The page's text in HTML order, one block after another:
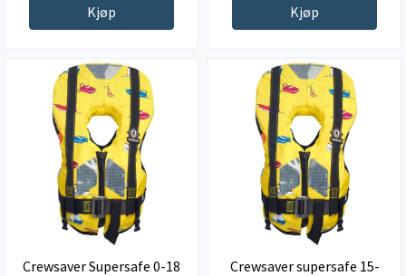
Kjøp Kjøp
Crewsaver Supersafe 0-18
Crewsaver supersafe 15-